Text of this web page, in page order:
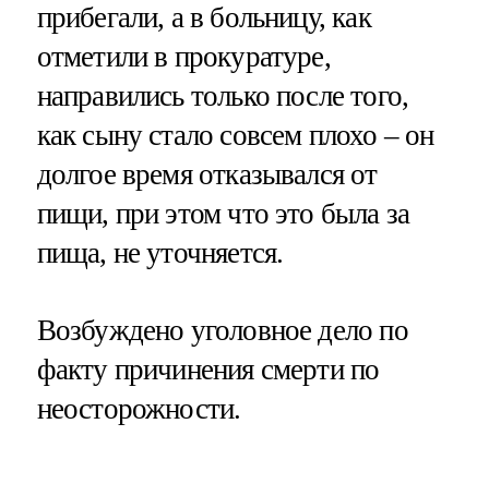
прибегали, а в больницу, как
отметили в прокуратуре,
направились только после того,
как сыну стало совсем плохо – он
долгое время отказывался от
пищи, при этом что это была за
пища, не уточняется.
Возбуждено уголовное дело по
факту причинения смерти по
неосторожности.